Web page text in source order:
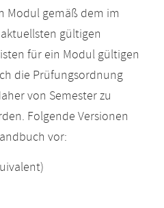
Modul gemäß dem im
gültigen
für ein Modul gültigen
die Prüfungsordnung
von Semester zu
Folgende Versionen
vor: